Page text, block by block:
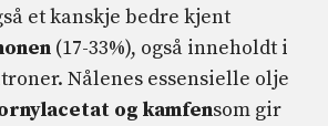
et kanskje bedre kjent
(17-33%), også inneholdt i
Nålenes essensielle olje
og kamfensom gir